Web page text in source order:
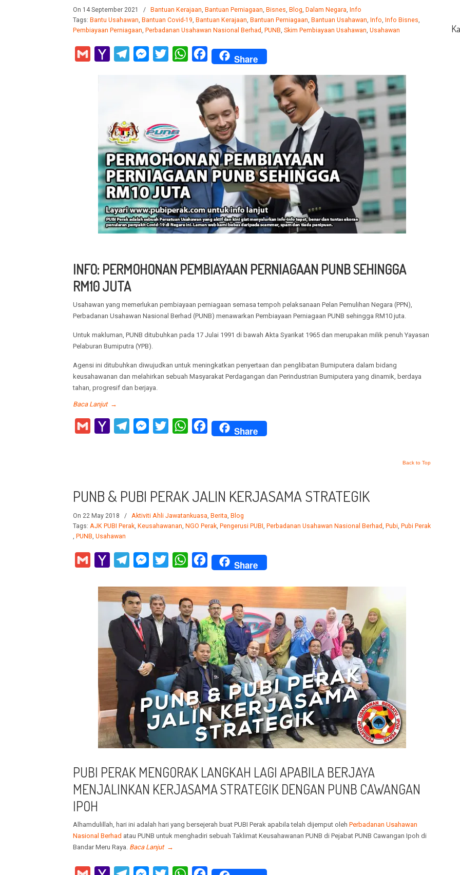
On 14 September 2021 / Bantuan Kerajaan, Bantuan Perniagaan, Bisnes, Blog, Dalam Negara, Info
Tags: Bantu Usahawan, Bantuan Covid-19, Bantuan Kerajaan, Bantuan Perniagaan, Bantuan Usahawan, Info, Info Bisnes,
Pembiayaan Perniagaan, Perbadanan Usahawan Nasional Berhad, PUNB, Skim Pembiayaan Usahawan, Usahawan
Gmail
Yahoo
TelegramMessenger
Twitter WhatsAppFacebookShare
INFO: PERMOHONAN PEMBIAYAAN PERNIAGAAN PUNB SEHINGGA
RM10 JUTA
Usahawan yang memerlukan pembiayaan perniagaan semasa tempoh pelaksanaan Pelan Pemulihan Negara (PPN),
Perbadanan Usahawan Nasional Berhad (PUNB) menawarkan Pembiayaan Perniagaan PUNB sehingga RM10 juta.
Untuk makluman, PUNB ditubuhkan pada 17 Julai 1991 di bawah Akta Syarikat 1965 dan merupakan milik penuh Yayasan
Pelaburan Bumiputra (YPB).
Agensi ini ditubuhkan diwujudkan untuk meningkatkan penyertaan dan penglibatan Bumiputera dalam bidang
keusahawanan dan melahirkan sebuah Masyarakat Perdagangan dan Perindustrian Bumiputera yang dinamik, berdaya
tahan, progresif dan berjaya.
Baca Lanjut →
Gmail
Yahoo
TelegramMessenger
Twitter WhatsAppFacebookShare
Back to Top
PUNB & PUBI PERAK JALIN KERJASAMA STRATEGIK
On 22 May 2018 / Aktiviti Ahli Jawatankuasa, Berita, Blog
Tags: AJK PUBI Perak, Keusahawanan, NGO Perak, Pengerusi PUBI , Perbadanan Usahawan Nasional Berhad, Pubi, Pubi Perak
, PUNB, Usahawan
Gmail
Yahoo
TelegramMessenger
Twitter WhatsAppFacebookShare
PUBI PERAK MENGORAK LANGKAH LAGI APABILA BERJAYA
MENJALINKAN KERJASAMA STRATEGIK DENGAN PUNB CAWANGAN
IPOH
Alhamdulillah, hari ini adalah hari yang bersejerah buat PUBI Perak apabila telah dijemput oleh Perbadanan Usahawan
Nasional Berhad atau PUNB untuk menghadiri sebuah Taklimat Keusahawanan PUNB di Pejabat PUNB Cawangan Ipoh di
Bandar Meru Raya. Baca Lanjut →